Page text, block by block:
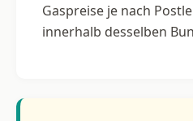
Gaspreise je nach
innerhalb desselben